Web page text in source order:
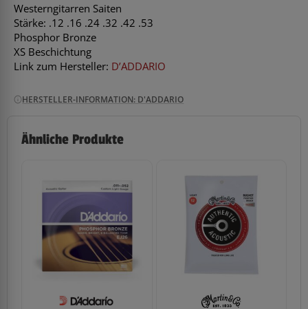
Westerngitarren Saiten
Stärke: .12 .16 .24 .32 .42 .53
Phosphor Bronze
XS Beschichtung
Link zum Hersteller: D’ADDARIO
HERSTELLER-INFORMATION: D'ADDARIO
Ähnliche Produkte